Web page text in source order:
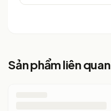
Sản phẩm liên quan